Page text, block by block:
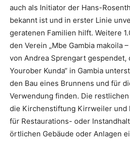
auch als Initiator der Hans-
bekannt ist und in erster Linie
geratenen Familien hilft. Weitere
den Verein „Mbe Gambia makoila
von Andrea Sprengart gespendet,
Yourober Kunda“ in Gambia
den Bau eines Brunnens und für
Verwendung finden. Die restlichen
die Kirchenstiftung Kirrweiler und
für Restaurations- oder
örtlichen Gebäude oder Anlagen